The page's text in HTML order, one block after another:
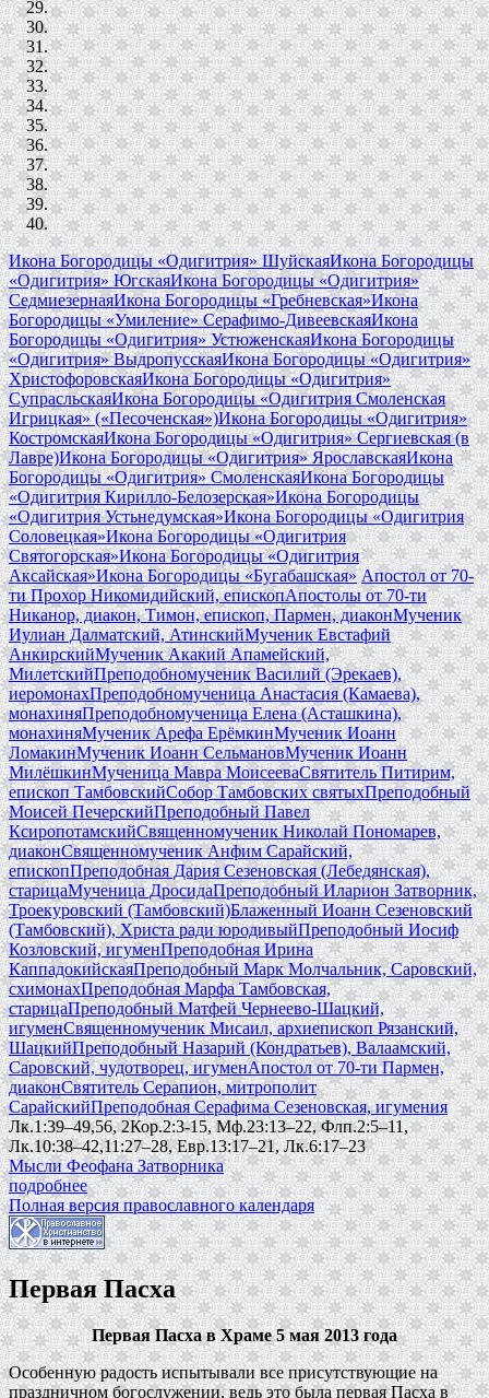
Икона Богородицы «Одигитрия» ШуйскаяИкона Богородицы
«Одигитрия» ЮгскаяИкона Богородицы «Одигитрия»
СедмиезернаяИкона Богородицы «Гребневская»Икона
Богородицы «Умиление» Серафимо-ДивеевскаяИкона
Богородицы «Одигитрия» УстюженскаяИкона Богородицы
«Одигитрия» ВыдропусскаяИкона Богородицы «Одигитрия»
ХристофоровскаяИкона Богородицы «Одигитрия»
СупрасльскаяИкона Богородицы «Одигитрия Смоленская
Игрицкая» («Песоченская»)Икона Богородицы «Одигитрия»
КостромскаяИкона Богородицы «Одигитрия» Сергиевская (в
Лавре)Икона Богородицы «Одигитрия» ЯрославскаяИкона
Богородицы «Одигитрия» СмоленскаяИкона Богородицы
«Одигитрия Кирилло-Белозерская»Икона Богородицы
«Одигитрия Устьнедумская»Икона Богородицы «Одигитрия
Соловецкая»Икона Богородицы «Одигитрия
Святогорская»Икона Богородицы «Одигитрия
Аксайская»Икона Богородицы «Бугабашская» Апостол от 70-
ти Прохор Никомидийский, епископАпостолы от 70-ти
Никанор, диакон, Тимон, епископ, Пармен, диаконМученик
Иулиан Далматский, АтинскийМученик Евстафий
АнкирскийМученик Акакий Апамейский,
МилетскийПреподобномученик Василий (Эрекаев),
иеромонахПреподобномученица Анастасия (Камаева),
монахиняПреподобномученица Елена (Асташкина),
монахиняМученик Арефа ЕрёмкинМученик Иоанн
ЛомакинМученик Иоанн СельмановМученик Иоанн
МилёшкинМученица Мавра МоисееваСвятитель Питирим,
епископ ТамбовскийСобор Тамбовских святыхПреподобный
Моисей ПечерскийПреподобный Павел
КсиропотамскийСвященномученик Николай Пономарев,
диаконСвященномученик Анфим Сарайский,
епископПреподобная Дария Сезеновская (Лебедянская),
старицаМученица ДросидаПреподобный Иларион Затворник,
Троекуровский (Тамбовский)Блаженный Иоанн Сезеновский
(Тамбовский), Христа ради юродивыйПреподобный Иосиф
Козловский, игуменПреподобная Ирина
КаппадокийскаяПреподобный Марк Молчальник, Саровский,
схимонахПреподобная Марфа Тамбовская,
старицаПреподобный Матфей Чернеево-Шацкий,
игуменСвященномученик Мисаил, архиепископ Рязанский,
ШацкийПреподобный Назарий (Кондратьев), Валаамский,
Саровский, чудотворец, игуменАпостол от 70-ти Пармен,
диаконСвятитель Серапион, митрополит
СарайскийПреподобная Серафима Сезеновская, игумения
Лк.1:39–49,56, 2Кор.2:3-15, Мф.23:13–22, Флп.2:5–11,
Лк.10:38–42,11:27–28, Евр.13:17–21, Лк.6:17–23
Мысли Феофана Затворника
подробнее
Полная версия православного календаря
Первая Пасха
Первая Пасха в Храме 5 мая 2013 года
Особенную радость испытывали все присутствующие на
праздничном богослужении, ведь это была первая Пасха в